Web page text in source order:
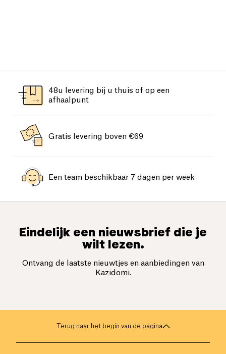
48u levering bij u thuis of op een
afhaalpunt
Gratis levering boven €69
Een team beschikbaar 7 dagen per week
Eindelijk een nieuwsbrief die je
wilt lezen.
Ontvang de laatste nieuwtjes en aanbiedingen van
Kazidomi.
Terug naar het begin van de pagina